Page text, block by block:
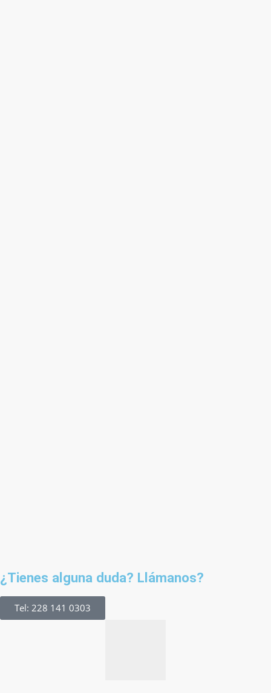
¿Tienes alguna duda? Llámanos?
Tel: 228 141 0303